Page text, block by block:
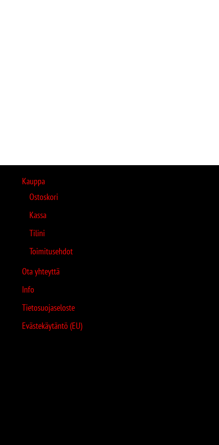
Kauppa
Ostoskori
Kassa
Tilini
Toimitusehdot
Ota yhteyttä
Info
Tietosuojaseloste
Evästekäytäntö (EU)